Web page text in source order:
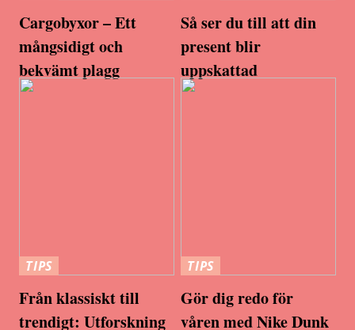
Cargobyxor – Ett
mångsidigt och
bekvämt plagg
Så ser du till att din
present blir
uppskattad
TIPS
Från klassiskt till
trendigt: Utforskning
TIPS
Gör dig redo för
våren med Nike Dunk